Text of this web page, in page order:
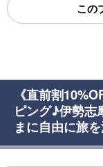
この
《直前割
ピング♪伊勢志
まに自由に旅